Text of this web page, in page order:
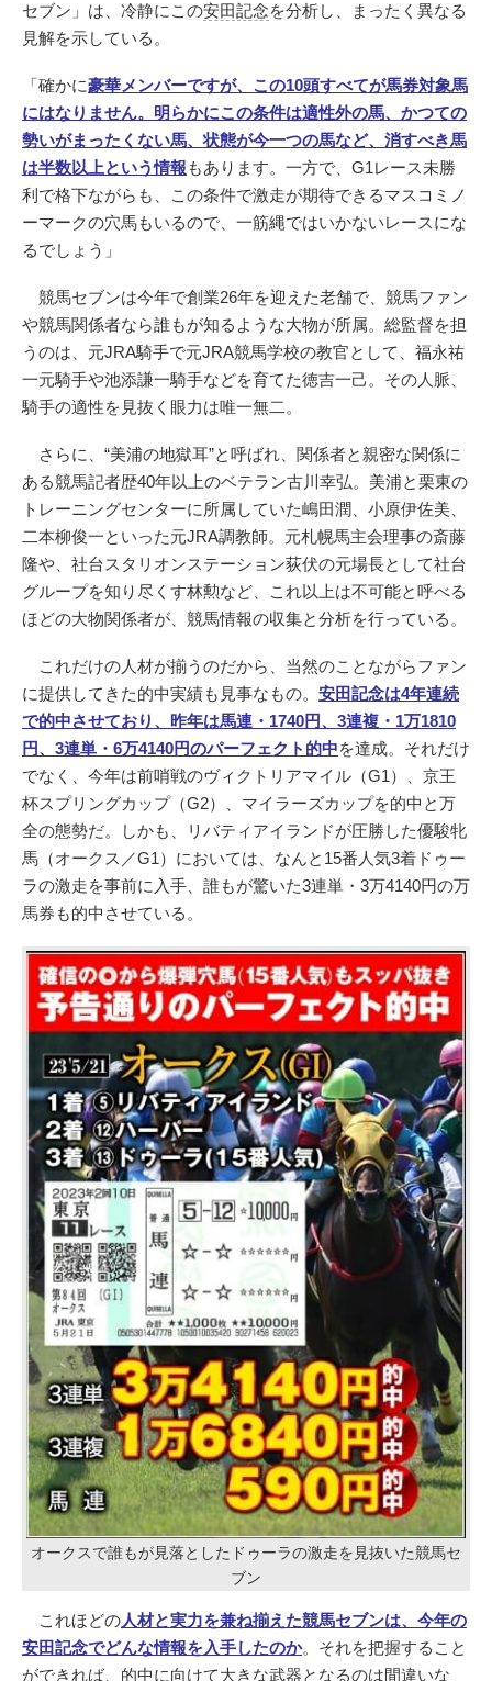
セブン」は、冷静にこの安田記念を分析し、まったく異なる
見解を示している。
「確かに豪華メンバーですが、この10頭すべてが馬券対象馬
にはなりません。明らかにこの条件は適性外の馬、かつての
勢いがまったくない馬、状態が今一つの馬など、消すべき馬
は半数以上という情報 もあります。一方で、G1レース未勝
利で格下ながらも、この条件で激走が期待できるマスコミノ
ーマークの穴馬もいるので、一筋縄ではいかないレースにな
るでしょう」
競馬セブンは今年で創業26年を迎えた老舗で、競馬ファン
や競馬関係者なら誰もが知るような大物が所属。総監督を担
うのは、元JRA騎手で元JRA競馬学校の教官として、福永祐
一元騎手や池添謙一騎手などを育てた徳吉一己。その人脈、
騎手の適性を見抜く眼力は唯一無二。
さらに、“美浦の地獄耳”と呼ばれ、関係者と親密な関係に
ある競馬記者歴40年以上のベテラン古川幸弘。美浦と栗東の
トレーニングセンターに所属していた嶋田潤、小原伊佐美、
二本柳俊一といった元JRA調教師。元札幌馬主会理事の斎藤
隆や、社台スタリオンステーション荻伏の元場長として社台
グループを知り尽くす林勲など、これ以上は不可能と呼べる
ほどの大物関係者が、競馬情報の収集と分析を行っている。
これだけの人材が揃うのだから、当然のことながらファン
に提供してきた的中実績も見事なもの。 安田記念は4年連続
で的中させており、昨年は馬連・1740円、3連複・1万1810
円、3連単・6万4140円のパーフェクト的中を達成。それだけ
でなく、今年は前哨戦のヴィクトリアマイル（G1）、京王
杯スプリングカップ（G2）、マイラーズカップを的中と万
全の態勢だ。しかも、リバティアイランドが圧勝した優駿牝
馬（オークス／G1）においては、なんと15番人気3着ドゥー
ラの激走を事前に入手、誰もが驚いた3連単・3万4140円の万
馬券も的中させている。
オークスで誰もが見落としたドゥーラの激走を見抜いた競馬セ
ブン
これほどの人材と実力を兼ね揃えた競馬セブンは、今年の
安田記念でどんな情報を入手したのか。それを把握すること
ができれば、的中に向けて大きな武器となるのは間違いな